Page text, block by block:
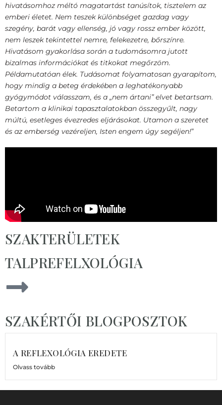
hivatásomhoz méltó magatartást tanúsítok, tisztelem az
emberi életet. Nem teszek különbséget gazdag vagy
szegény, barát vagy ellenség, jó vagy rossz ember között,
nem leszek tekintettel nemre, felekezetre, bőrszínre.
Hivatásom gyakorlása során a tudomásomra jutott
bizalmas információkat és titkokat megőrzöm.
Példamutatóan élek. Tudásomat folyamatosan gyarapítom,
hogy mindig a beteg érdekében a leghatékonyabb
gyógymódot válasszam, és a „nem ártani” elvet betartsam.
Betartom a klinikai tapasztalatokban összegyűlt, nagy
múltú, esetleges évezredes eljárásokat. Utamon a szeretet
és az emberség vezéreljen, Isten engem úgy segéljen!”
SZAKTERÜLETEK
TALPREFELXOLÓGIA
SZAKÉRTŐI BLOGPOSZTOK
A REFLEXOLÓGIA EREDETE
Olvass tovább